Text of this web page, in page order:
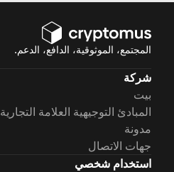
المجتمع، الموثوقية، الدافع، الدعم.
شركة
بيت
المبادئ التوجيهية العلامة التجارية
مدونة
جهات الاتصال
استخدام شخصي